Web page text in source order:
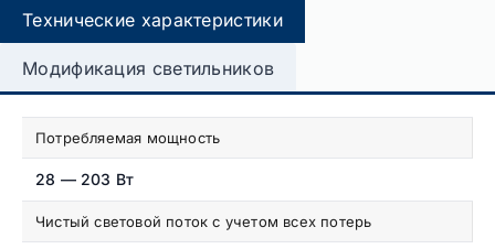
Технические характеристики
Модификация светильников
Потребляемая мощность
28 — 203 Вт
Чистый световой поток с учетом всех потерь